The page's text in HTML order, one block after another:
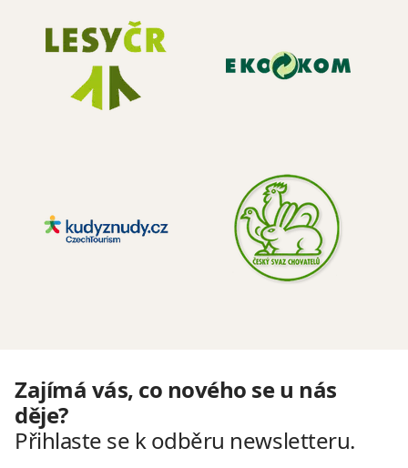
Zajímá vás, co nového se u nás
děje?
Přihlaste se k odběru newsletteru.